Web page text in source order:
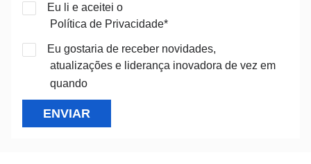
Eu li e aceitei o
Política de Privacidade*
Eu gostaria de receber novidades,
atualizações e liderança inovadora de vez em
quando
ENVIAR